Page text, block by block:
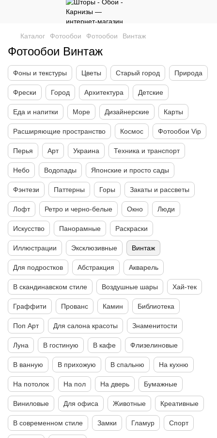
Каталог Фотообои Фотообои Винтаж
Фотообои Винтаж
Фоны и текстуры Цветы Старый город Природа
Фрески Город Архитектура Детские
Еда и напитки Море Дизайнерские Карты
Расширяющие пространство Космос Фотообои Vip
Перья Арт Украина Техника и транспорт
Небо Водопады Японские и просто сады
Фэнтези Паттерны Горы Закаты и рассветы
Лофт Ретро и черно-белые Окно Люди
Искусство Панорамные Раскраски
Иллюстрации Эксклюзивные Винтаж
Для подростков Абстракция Акварель
В скандинавском стиле Воздушные шары Хай-тек
Граффити Прованс Камин Библиотека
Поп Арт Для салона красоты Знаменитости
Луна В гостиную В кафе Флизелиновые
В ванную В прихожую В спальню На кухню
На потолок На пол На дверь Бумажные
Виниловые Для офиса Животные Креативные
В современном стиле Замки Гламур Спорт